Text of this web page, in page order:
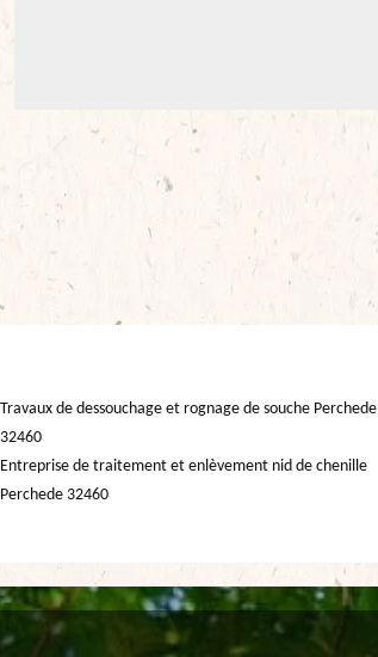
Travaux de dessouchage et rognage de souche Perchede
32460
Entreprise de traitement et enlèvement nid de chenille
Perchede 32460